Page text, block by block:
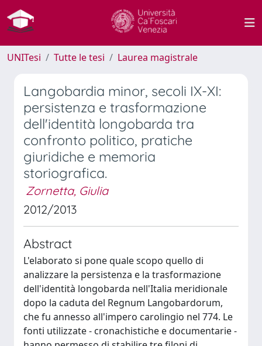
UNITesi Tutte le tesi Laurea magistrale
Langobardia minor, secoli IX-XI:
persistenza e trasformazione
dell'identità longobarda tra
confronto politico, pratiche
giuridiche e memoria
storiografica.
Zornetta, Giulia
2012/2013
Abstract
L'elaborato si pone quale scopo quello di
analizzare la persistenza e la trasformazione
dell'identità longobarda nell'Italia meridionale
dopo la caduta del Regnum Langobardorum,
che fu annesso all'impero carolingio nel 774. Le
fonti utilizzate - cronachistiche e documentarie -